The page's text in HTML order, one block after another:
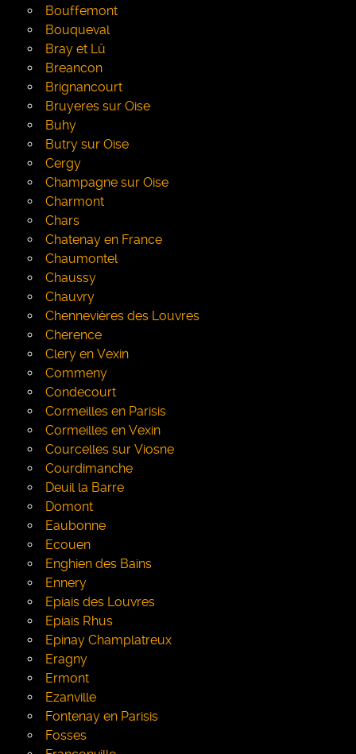
Bouffemont
Bouqueval
Bray et Lû
Breancon
Brignancourt
Bruyeres sur Oise
Buhy
Butry sur Oise
Cergy
Champagne sur Oise
Charmont
Chars
Chatenay en France
Chaumontel
Chaussy
Chauvry
Chennevières des Louvres
Cherence
Clery en Vexin
Commeny
Condecourt
Cormeilles en Parisis
Cormeilles en Vexin
Courcelles sur Viosne
Courdimanche
Deuil la Barre
Domont
Eaubonne
Ecouen
Enghien des Bains
Ennery
Epiais des Louvres
Epiais Rhus
Epinay Champlatreux
Eragny
Ermont
Ezanville
Fontenay en Parisis
Fosses